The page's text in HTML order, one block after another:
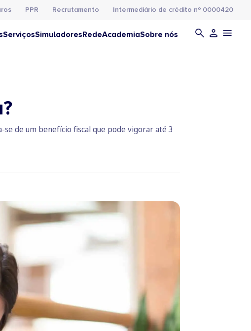
PPR Recrutamento Intermediário de crédito nº 0000420
ServiçosSimuladoresRedeAcademiaSobre nós
se de um benefício fiscal que pode vigorar até 3